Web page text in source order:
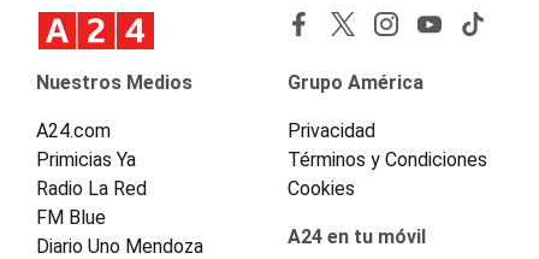
Nuestros Medios
A24.com
Primicias Ya
Radio La Red
FM Blue
Diario Uno Mendoza
Grupo América
Privacidad
Términos y Condiciones
Cookies
A24 en tu móvil